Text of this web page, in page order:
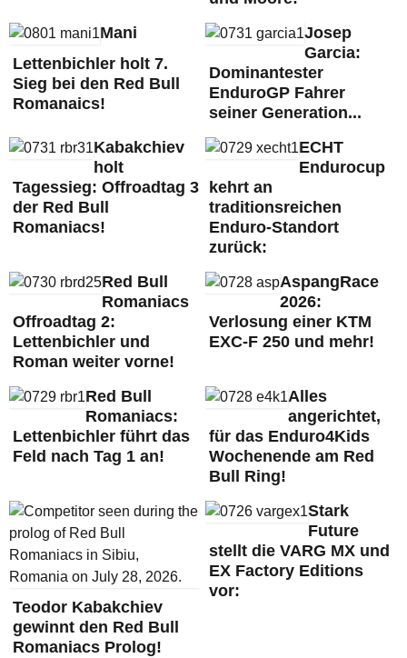
Mani
Lettenbichler holt 7.
Sieg bei den Red Bull
Romanaics!
Josep
Garcia:
Dominantester
EnduroGP Fahrer
seiner Generation...
Kabakchiev
holt
Tagessieg: Offroadtag 3
der Red Bull
Romaniacs!
ECHT
Endurocup
kehrt an
traditionsreichen
Enduro-Standort
zurück:
Red Bull
Romaniacs
Offroadtag 2:
Lettenbichler und
Roman weiter vorne!
AspangRace
2026:
Verlosung einer KTM
EXC-F 250 und mehr!
Red Bull
Romaniacs:
Lettenbichler führt das
Feld nach Tag 1 an!
Alles
angerichtet,
für das Enduro4Kids
Wochenende am Red
Bull Ring!
Teodor Kabakchiev
gewinnt den Red Bull
Romaniacs Prolog!
Stark
Future
stellt die VARG MX und
EX Factory Editions
vor: